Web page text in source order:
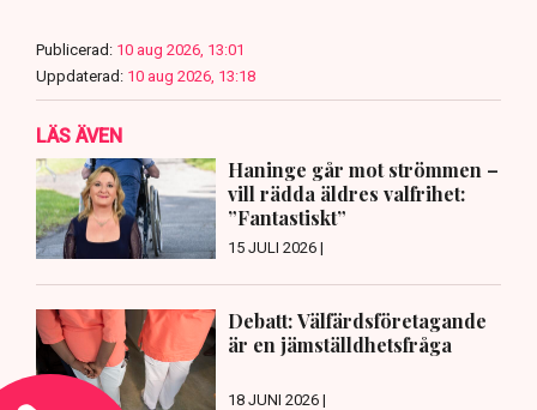
Publicerad: 10 aug 2026, 13:01
Uppdaterad: 10 aug 2026, 13:18
LÄS ÄVEN
Haninge går mot strömmen –
vill rädda äldres valfrihet:
”Fantastiskt”
15 JULI 2026 |
Debatt: Välfärdsföretagande
är en jämställdhetsfråga
18 JUNI 2026 |